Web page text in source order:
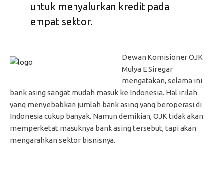
untuk menyalurkan kredit pada
empat sektor.
Dewan Komisioner OJK
Mulya E Siregar
mengatakan, selama ini
bank asing sangat mudah masuk ke Indonesia. Hal inilah
yang menyebabkan jumlah bank asing yang beroperasi di
Indonesia cukup banyak. Namun demikian, OJK tidak akan
memperketat masuknya bank asing tersebut, tapi akan
mengarahkan sektor bisnisnya.